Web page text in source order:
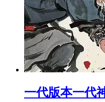
一代版本一代